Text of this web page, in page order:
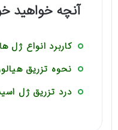
آنچه خواهید
کاربرد انواع ژل
نحوه تزریق
درد تزریق ژل